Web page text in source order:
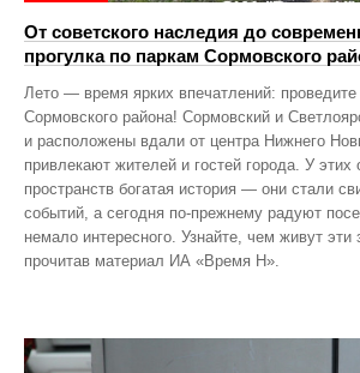
От советского наследия до
прогулка по паркам Сормовского
Лето — время ярких впечатлений: проведите
Сормовского района! Сормовский и
и расположены вдали от центра Нижнего
привлекают жителей и гостей города. У
пространств богатая история — они стали
событий, а сегодня по‑прежнему радуют
немало интересного. Узнайте, чем живут
прочитав материал ИА «Время Н».